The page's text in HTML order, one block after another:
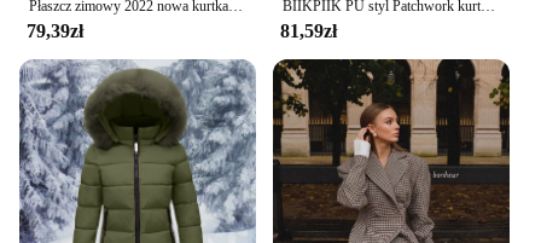
Płaszcz zimowy 2022 nowa kurtka damska matka nosić kurtka podszyta bawełną damska długi i gruby MM luźny gruby puchowy płaszcz z kapturem rozmiar 6XL
79,39zł
BIIKPIIK PU styl Patchwork kurtki Zip Up odzież w stylu punkowym i ulicznym płaszcze Vintage z długim rękawem Sexy starszy klub Body-Shape stroje jesień
81,59zł